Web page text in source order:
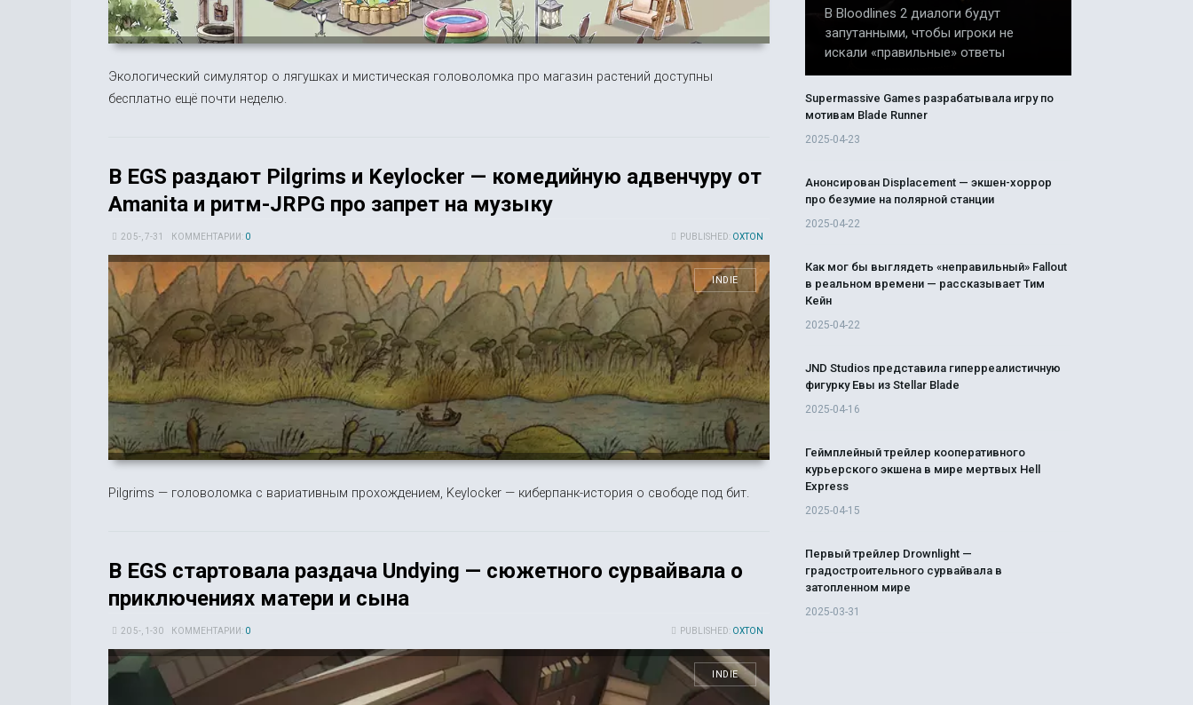
Экологический симулятор о лягушках и мистическая головоломка про магазин растений доступны
бесплатно ещё почти неделю.
В EGS раздают Pilgrims и Keylocker — комедийную адвенчуру от
Amanita и ритм-JRPG про запрет на музыку
PUBLISHED: OXTON
20 5-, 7-31 КОММЕНТАРИИ: 0
INDIE
Pilgrims — головоломка с вариативным прохождением, Keylocker — киберпанк-история о свободе под бит.
В EGS стартовала раздача Undying — сюжетного сурвайвала о
приключениях матери и сына
PUBLISHED: OXTON
20 5-, 1-30 КОММЕНТАРИИ: 0
INDIE
В Bloodlines 2 диалоги будут
запутанными, чтобы игроки не
искали «правильные» ответы
Supermassive Games разрабатывала игру по
мотивам Blade Runner
2025-04-23
Анонсирован Displacement — экшен-хоррор
про безумие на полярной станции
2025-04-22
Как мог бы выглядеть «неправильный» Fallout
в реальном времени — рассказывает Тим
Кейн
2025-04-22
JND Studios представила гиперреалистичную
фигурку Евы из Stellar Blade
2025-04-16
Геймплейный трейлер кооперативного
курьерского экшена в мире мертвых Hell
Express
2025-04-15
Первый трейлер Drownlight —
градостроительного сурвайвала в
затопленном мире
2025-03-31